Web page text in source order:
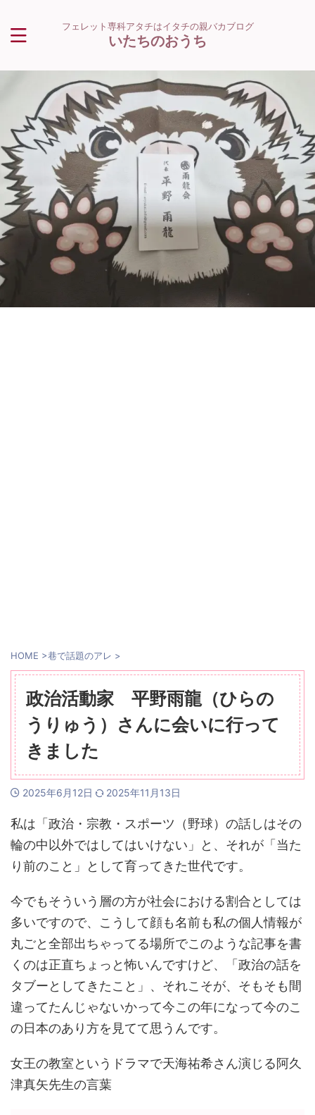
フェレット専科アタチはイタチの親バカブログ
いたちのおうち
HOME >巷で話題のアレ >
政治活動家 平野雨龍（ひらの
うりゅう）さんに会いに行って
きました
2025年6月12日 2025年11月13日
私は「政治・宗教・スポーツ（野球）の話しはその
輪の中以外ではしてはいけない」と、それが「当た
り前のこと」として育ってきた世代です。
今でもそういう層の方が社会における割合としては
多いですので、こうして顔も名前も私の個人情報が
丸ごと全部出ちゃってる場所でこのような記事を書
くのは正直ちょっと怖いんですけど、「政治の話を
タブーとしてきたこと」、それこそが、そもそも間
違ってたんじゃないかって今この年になって今のこ
の日本のあり方を見てて思うんです。
女王の教室というドラマで天海祐希さん演じる阿久
津真矢先生の言葉